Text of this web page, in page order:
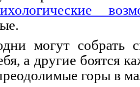
могут собрать
а другие боятся
горы в